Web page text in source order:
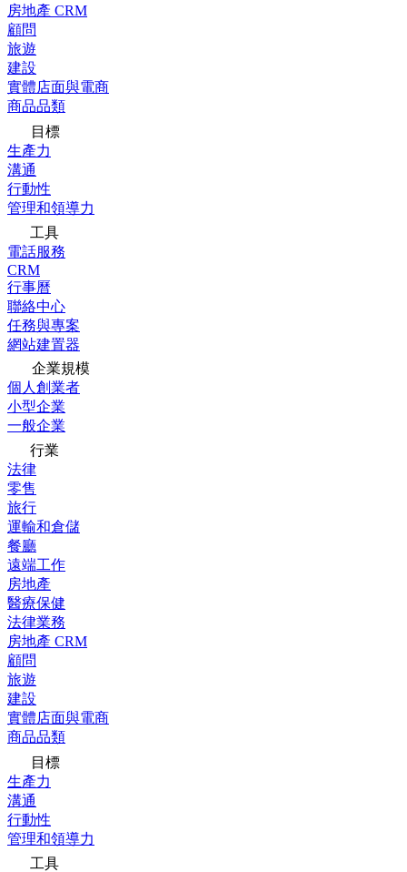
房地產 CRM
顧問
旅遊
建設
實體店面與電商
商品品類
目標
生產力
溝通
行動性
管理和領導力
工具
電話服務
CRM
行事曆
聯絡中心
任務與專案
網站建置器
企業規模
個人創業者
小型企業
一般企業
行業
法律
零售
旅行
運輸和倉儲
餐廳
遠端工作
房地產
醫療保健
法律業務
房地產 CRM
顧問
旅遊
建設
實體店面與電商
商品品類
目標
生產力
溝通
行動性
管理和領導力
工具